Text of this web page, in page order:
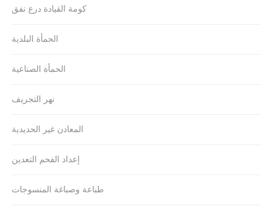
كومة القيادة درع نفق
الحمأة البلدية
الحمأة الصناعية
نهر التجريف
المعادن غير الحديدية
إعداد الفحم التعدين
طباعة وصباغة المنسوجات